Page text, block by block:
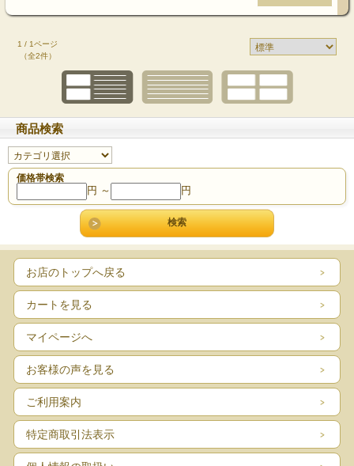
1 / 1ページ
（全2件）
商品検索
価格帯検索
円 ～ 円
お店のトップへ戻る
カートを見る
マイページへ
お客様の声を見る
ご利用案内
特定商取引法表示